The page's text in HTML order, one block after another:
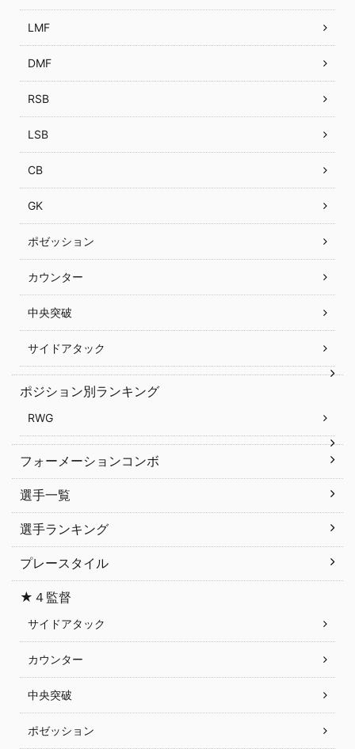
LMF
DMF
RSB
LSB
CB
GK
ポゼッション
カウンター
中央突破
サイドアタック
ポジション別ランキング
RWG
フォーメーションコンボ
選手一覧
選手ランキング
プレースタイル
★４監督
サイドアタック
カウンター
中央突破
ポゼッション